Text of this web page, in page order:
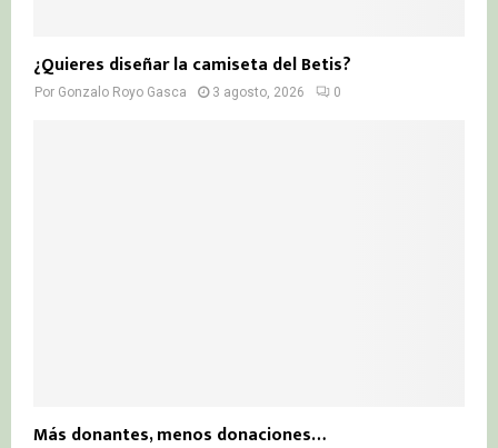
¿Quieres diseñar la camiseta del Betis?
Por Gonzalo Royo Gasca 3 agosto, 2026 0
Más donantes, menos donaciones…